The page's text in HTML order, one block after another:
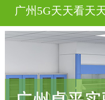
广州5G天天看天